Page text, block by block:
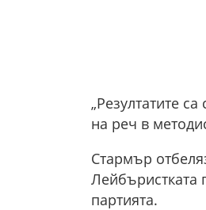
„Резултатите
на реч в
Стармър
Лейбъристката
партията.